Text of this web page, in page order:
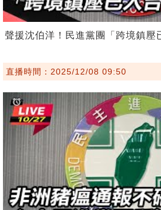
聲援沈伯洋！民進黨團「跨境鎮壓
直播時間：2025/12/08 09:50